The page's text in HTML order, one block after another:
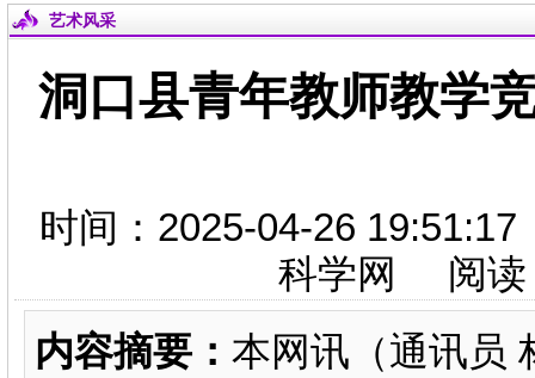
艺术风采
洞口县青年教师教学
时间：2025-04-26
科学网 阅读
内容摘要： 本网讯（通讯员